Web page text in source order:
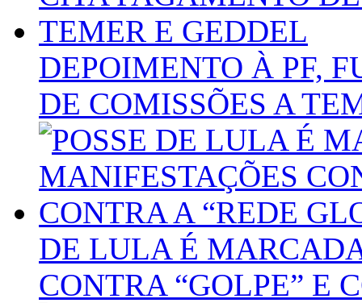
DEPOIMENTO À PF,
DE COMISSÕES A
DE LULA É
CONTRA “GOLPE” E